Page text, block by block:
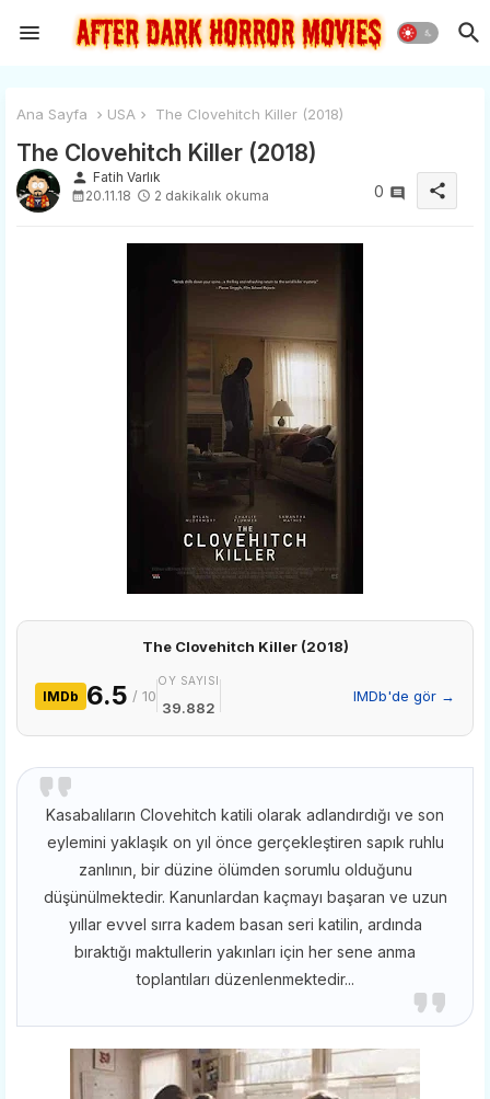
Ana Sayfa USA The Clovehitch Killer (2018)
The Clovehitch Killer (2018)
person Fatih Varlık
20.11.18
2 dakikalık okuma 0 share
The Clovehitch Killer (2018)
IMDb 6.5 / 10
OY SAYISI
39.882
IMDb'de gör →
Kasabalıların Clovehitch katili olarak adlandırdığı ve son
eylemini yaklaşık on yıl önce gerçekleştiren sapık ruhlu
zanlının, bir düzine ölümden sorumlu olduğunu
düşünülmektedir. Kanunlardan kaçmayı başaran ve uzun
yıllar evvel sırra kadem basan seri katilin, ardında
bıraktığı maktullerin yakınları için her sene anma
toplantıları düzenlenmektedir...